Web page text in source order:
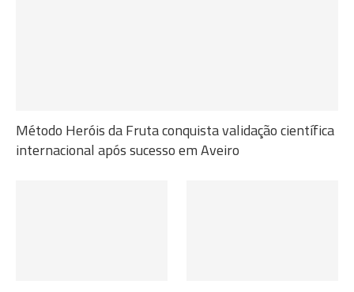
Método Heróis da Fruta conquista validação científica
internacional após sucesso em Aveiro